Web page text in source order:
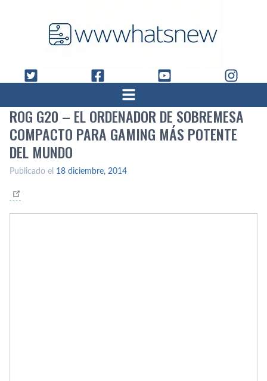
ROG G20 – EL ORDENADOR DE SOBREMESA
COMPACTO PARA GAMING MÁS POTENTE
DEL MUNDO
Publicado el 18 diciembre, 2014